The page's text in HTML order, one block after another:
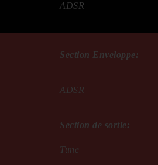
ADSR
Section Enveloppe:
ADSR
Section de sortie:
Tune